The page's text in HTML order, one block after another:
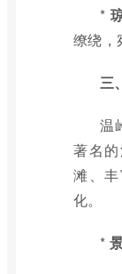
*
缭绕，
三
温
著名
滩、
化。
*